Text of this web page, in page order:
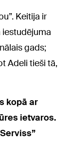
Keitija ir
gads;
Adeli tieši tā,
kopā ar
ietvaros.